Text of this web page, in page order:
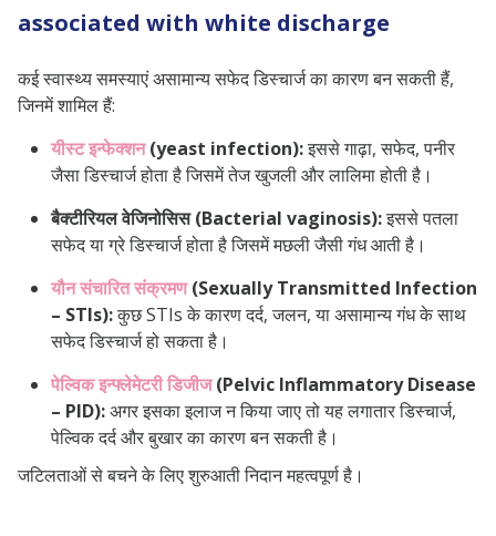
associated with white discharge
कई स्वास्थ्य समस्याएं असामान्य सफेद डिस्चार्ज का कारण बन सकती हैं,
जिनमें शामिल हैं:
यीस्ट इन्फेक्शन(yeast infection):इससे गाढ़ा, सफेद, पनीर
जैसा डिस्चार्ज होता है जिसमें तेज खुजली और लालिमा होती है।
बैक्टीरियल वेजिनोसिस (Bacterial vaginosis):इससे पतला
सफेद या ग्रे डिस्चार्ज होता है जिसमें मछली जैसी गंध आती है।
यौन संचारित संक्रमण(Sexually Transmitted Infection
– STIs):कुछ STIs के कारण दर्द, जलन, या असामान्य गंध के साथ
सफेद डिस्चार्ज हो सकता है।
पेल्विक इन्फ्लेमेटरी डिजीज(Pelvic Inflammatory Disease
– PID):अगर इसका इलाज न किया जाए तो यह लगातार डिस्चार्ज,
पेल्विक दर्द और बुखार का कारण बन सकती है।
जटिलताओं से बचने के लिए शुरुआती निदान महत्वपूर्ण है।